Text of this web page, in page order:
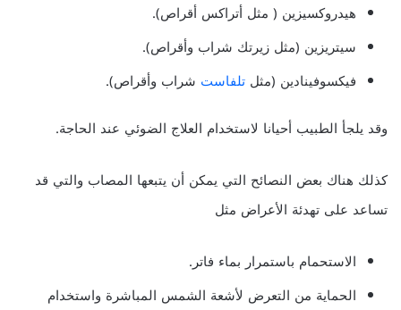
هيدروكسيزين ( مثل أتراكس أقراص).
سيتريزين (مثل زيرتك شراب وأقراص).
فيكسوفينادين (مثل تلفاست شراب وأقراص).
وقد يلجأ الطبيب أحيانا لاستخدام العلاج الضوئي عند الحاجة.
كذلك هناك بعض النصائح التي يمكن أن يتبعها المصاب والتي قد
تساعد على تهدئة الأعراض مثل
الاستحمام باستمرار بماء فاتر.
الحماية من التعرض لأشعة الشمس المباشرة واستخدام